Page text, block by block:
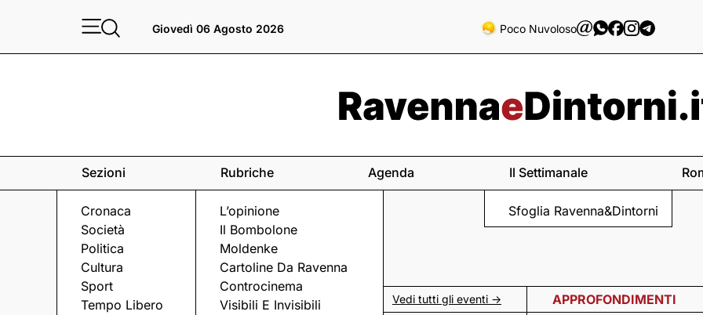
Giovedì 06 Agosto 2026 Poco Nuvoloso
Sezioni
Cronaca
Società
Politica
Cultura
Sport
Tempo Libero
Rubriche
L’opinione
Il Bombolone
Moldenke
Cartoline Da Ravenna
Controcinema
Visibili E Invisibili
Agenda Il Settimanale
Sfoglia Ravenna&Dintorni
Eventi a Ravenna e dintorni Vedi tutti gli eventi -> APPROFONDIMENTI